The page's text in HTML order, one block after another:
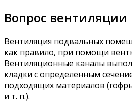
Вопрос вентиляции
Вентиляция подвальных
как правило, при помощи
Вентиляционные каналы
кладки с определенным
подходящих материалов
и т. п.).